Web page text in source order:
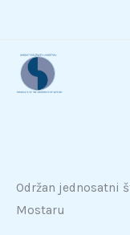
content
Održan jednosatni
Mostaru